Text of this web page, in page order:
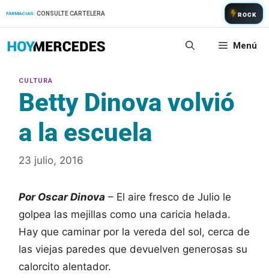
FARMACIAS: CONSULTE CARTELERA ROCK
Menú
Betty Dinova volvió
a la escuela
23 julio, 2016
Por Oscar Dinova – El aire fresco de Julio le
golpea las mejillas como una caricia helada.
Hay que caminar por la vereda del sol, cerca de
las viejas paredes que devuelven generosas su
calorcito alentador.